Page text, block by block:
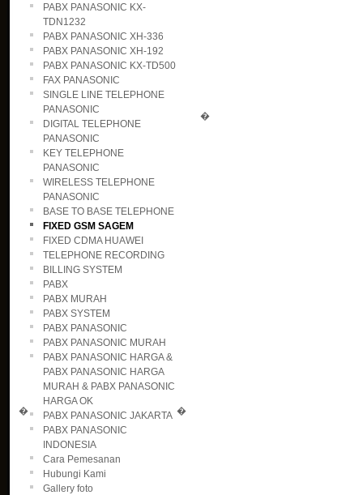
�
PABX PANASONIC KX-
TDN1232
PABX PANASONIC XH-336
PABX PANASONIC XH-192
PABX PANASONIC KX-TD500
FAX PANASONIC
SINGLE LINE TELEPHONE
PANASONIC
DIGITAL TELEPHONE
PANASONIC
KEY TELEPHONE
PANASONIC
WIRELESS TELEPHONE
PANASONIC
BASE TO BASE TELEPHONE
FIXED GSM SAGEM
FIXED CDMA HUAWEI
TELEPHONE RECORDING
BILLING SYSTEM
PABX
PABX MURAH
PABX SYSTEM
PABX PANASONIC
PABX PANASONIC MURAH
PABX PANASONIC HARGA &
PABX PANASONIC HARGA
MURAH & PABX PANASONIC
HARGA OK
PABX PANASONIC JAKARTA
PABX PANASONIC
INDONESIA
Cara Pemesanan
Hubungi Kami
Gallery foto
�
�